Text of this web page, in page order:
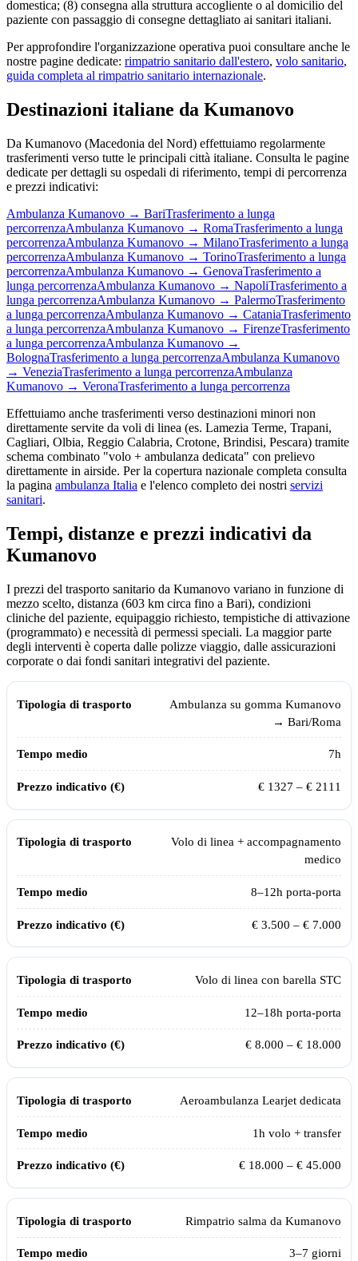
domestica; (8) consegna alla struttura accogliente o al domicilio del
paziente con passaggio di consegne dettagliato ai sanitari italiani.
Per approfondire l'organizzazione operativa puoi consultare anche le
nostre pagine dedicate: rimpatrio sanitario dall'estero, volo sanitario,
guida completa al rimpatrio sanitario internazionale.
Destinazioni italiane da Kumanovo
Da Kumanovo (Macedonia del Nord) effettuiamo regolarmente
trasferimenti verso tutte le principali città italiane. Consulta le pagine
dedicate per dettagli su ospedali di riferimento, tempi di percorrenza
e prezzi indicativi:
Ambulanza Kumanovo → BariTrasferimento a lunga
percorrenzaAmbulanza Kumanovo → RomaTrasferimento a lunga
percorrenzaAmbulanza Kumanovo → MilanoTrasferimento a lunga
percorrenzaAmbulanza Kumanovo → TorinoTrasferimento a lunga
percorrenzaAmbulanza Kumanovo → GenovaTrasferimento a
lunga percorrenzaAmbulanza Kumanovo → NapoliTrasferimento a
lunga percorrenzaAmbulanza Kumanovo → PalermoTrasferimento
a lunga percorrenzaAmbulanza Kumanovo → CataniaTrasferimento
a lunga percorrenzaAmbulanza Kumanovo → FirenzeTrasferimento
a lunga percorrenzaAmbulanza Kumanovo →
BolognaTrasferimento a lunga percorrenzaAmbulanza Kumanovo
→ VeneziaTrasferimento a lunga percorrenzaAmbulanza
Kumanovo → VeronaTrasferimento a lunga percorrenza
Effettuiamo anche trasferimenti verso destinazioni minori non
direttamente servite da voli di linea (es. Lamezia Terme, Trapani,
Cagliari, Olbia, Reggio Calabria, Crotone, Brindisi, Pescara) tramite
schema combinato "volo + ambulanza dedicata" con prelievo
direttamente in airside. Per la copertura nazionale completa consulta
la pagina ambulanza Italia e l'elenco completo dei nostri servizi
sanitari.
Tempi, distanze e prezzi indicativi da
Kumanovo
I prezzi del trasporto sanitario da Kumanovo variano in funzione di
mezzo scelto, distanza (603 km circa fino a Bari), condizioni
cliniche del paziente, equipaggio richiesto, tempistiche di attivazione
(programmato) e necessità di permessi speciali. La maggior parte
degli interventi è coperta dalle polizze viaggio, dalle assicurazioni
corporate o dai fondi sanitari integrativi del paziente.
Tempi, distanze e prezzi indicativi per il trasporto sanitario da
Tipologia di trasporto
Ambulanza su gomma Kumanovo
→ Bari/Roma
7h
€ 1327 – € 2111
Volo di linea + accompagnamento
medico
8–12h porta-porta
€ 3.500 – € 7.000
Volo di linea con barella STC
12–18h porta-porta
€ 8.000 – € 18.000
Aeroambulanza Learjet dedicata
1h volo + transfer
€ 18.000 – € 45.000
Rimpatrio salma da Kumanovo
3–7 giorni